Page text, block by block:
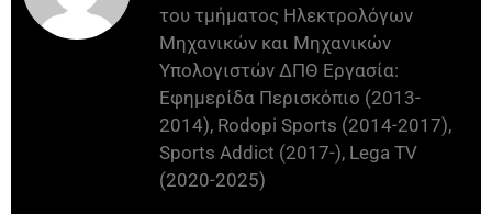
του τμήματος Ηλεκτρολόγων
Μηχανικών και Μηχανικών
Υπολογιστών ΔΠΘ Εργασία:
Εφημερίδα Περισκόπιο (2013-
2014), Rodopi Sports (2014-2017),
Sports Addict (2017-), Lega TV
(2020-2025)